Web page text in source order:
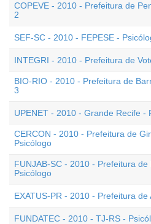
COPEVE - 2010 - Prefeitura de
2
SEF-SC - 2010 - FEPESE -
INTEGRI - 2010 - Prefeitura de
BIO-RIO - 2010 - Prefeitura de
3
UPENET - 2010 - Grande Recife -
CERCON - 2010 - Prefeitura de
Psicólogo
FUNJAB-SC - 2010 - Prefeitura
Psicólogo
EXATUS-PR - 2010 - Prefeitura
FUNDATEC - 2010 - TJ-RS -